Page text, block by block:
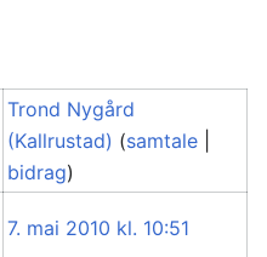
Trond Nygård
(Kallrustad) (samtale
bidrag)
7. mai 2010 kl. 10:51